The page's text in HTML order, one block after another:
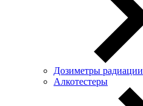
Дозиметры радиации
Алкотестеры